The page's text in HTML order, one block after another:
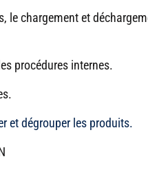
le chargement et
procédures internes.
et dégrouper les produits.